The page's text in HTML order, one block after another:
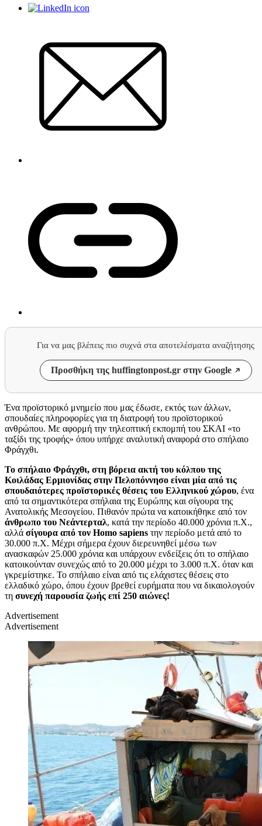
Για να μας βλέπεις πιο συχνά στα αποτελέσματα αναζήτησης
Προσθήκη της huffingtonpost.gr στην Google
Ένα προϊστορικό μνημείο που μας έδωσε, εκτός των άλλων,
σπουδαίες πληροφορίες για τη διατροφή του προϊστορικού
ανθρώπου. Με αφορμή την τηλεοπτική εκπομπή του ΣΚΑΙ «το
ταξίδι της τροφής» όπου υπήρχε αναλυτική αναφορά στο σπήλαιο
Φράγχθι.
Το σπήλαιο Φράγχθι, στη βόρεια ακτή του κόλπου της
Κοιλάδας Ερμιονίδας στην Πελοπόννησο είναι μία από τις
σπουδαιότερες προϊστορικές θέσεις του Ελληνικού χώρου, ένα
από τα σημαντικότερα σπήλαια της Ευρώπης και σίγουρα της
Ανατολικής Μεσογείου. Πιθανόν πρώτα να κατοικήθηκε από τον
άνθρωπο του Νεάντερταλ, κατά την περίοδο 40.000 χρόνια π.Χ.,
αλλά σίγουρα από τον Homo sapiens την περίοδο μετά από το
30.000 π.Χ. Μέχρι σήμερα έχουν διερευνηθεί μέσω των
ανασκαφών 25.000 χρόνια και υπάρχουν ενδείξεις ότι το σπήλαιο
κατοικούνταν συνεχώς από το 20.000 μέχρι το 3.000 π.Χ. όταν και
γκρεμίστηκε. Το σπήλαιο είναι από τις ελάχιστες θέσεις στο
ελλαδικό χώρο, όπου έχουν βρεθεί ευρήματα που να δικαιολογούν
τη συνεχή παρουσία ζωής επί 250 αιώνες!
Advertisement
Advertisement